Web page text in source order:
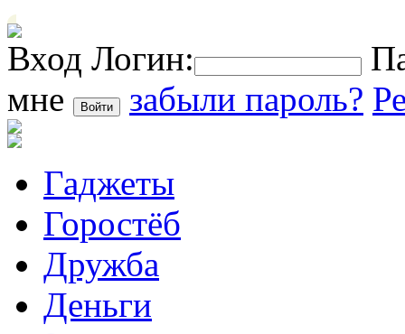
Вход Логин:
мне
забыли пароль?
Гаджеты
Горостёб
Дружба
Деньги